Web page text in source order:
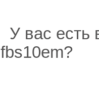
У вас есть
fbs10em?